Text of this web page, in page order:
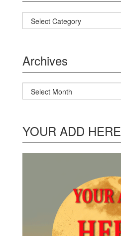
Categories
Archives
Archives
YOUR ADD HERE